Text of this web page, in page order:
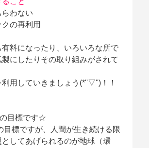
わない
の再利用
料になったり、いろいろな所で
製にしたりその取り組みがされて
用していきましょう(*''▽'')！！
目標です☆
目標ですが、人間が生き続ける限
としてあげられるのが地球（環